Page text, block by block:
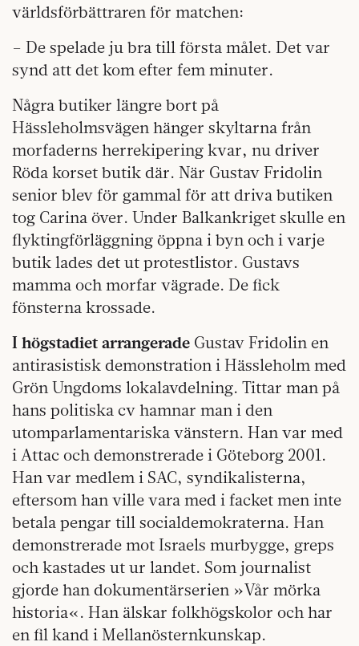
världsförbättraren för matchen:
– De spelade ju bra till första målet. Det var
synd att det kom efter fem minuter.
Några butiker längre bort på
Hässleholmsvägen hänger skyltarna från
morfaderns herrekipering kvar, nu driver
Röda korset butik där. När Gustav Fridolin
senior blev för gammal för att driva butiken
tog Carina över. Under Balkankriget skulle en
flyktingförläggning öppna i byn och i varje
butik lades det ut protestlistor. Gustavs
mamma och morfar vägrade. De fick
fönsterna krossade.
I högstadiet arrangerade Gustav Fridolin en
antirasistisk demonstration i Hässleholm med
Grön Ungdoms lokalavdelning. Tittar man på
hans politiska cv hamnar man i den
utomparlamentariska vänstern. Han var med
i Attac och demonstrerade i Göteborg 2001.
Han var medlem i SAC, syndikalisterna,
eftersom han ville vara med i facket men inte
betala pengar till socialdemokraterna. Han
demonstrerade mot Israels murbygge, greps
och kastades ut ur landet. Som journalist
gjorde han dokumentärserien »Vår mörka
historia«. Han älskar folkhögskolor och har
en fil kand i Mellanösternkunskap.